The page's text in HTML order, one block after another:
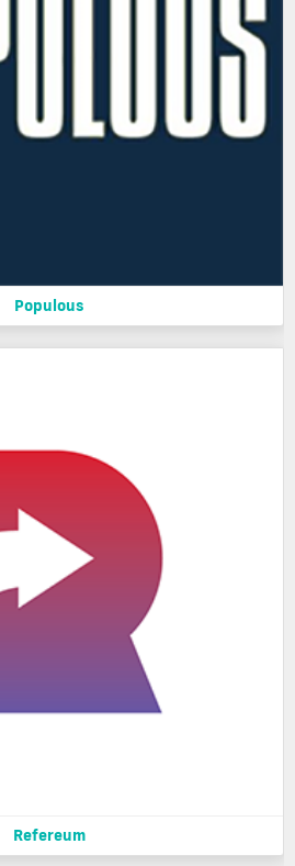
Populous
Refereum